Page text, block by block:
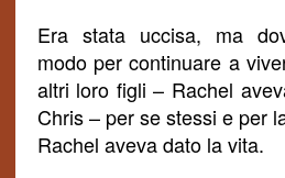
Era stata uccisa, ma
modo per continuare a
altri loro figli – Rachel
Chris – per se stessi e per
Rachel aveva dato la vita.